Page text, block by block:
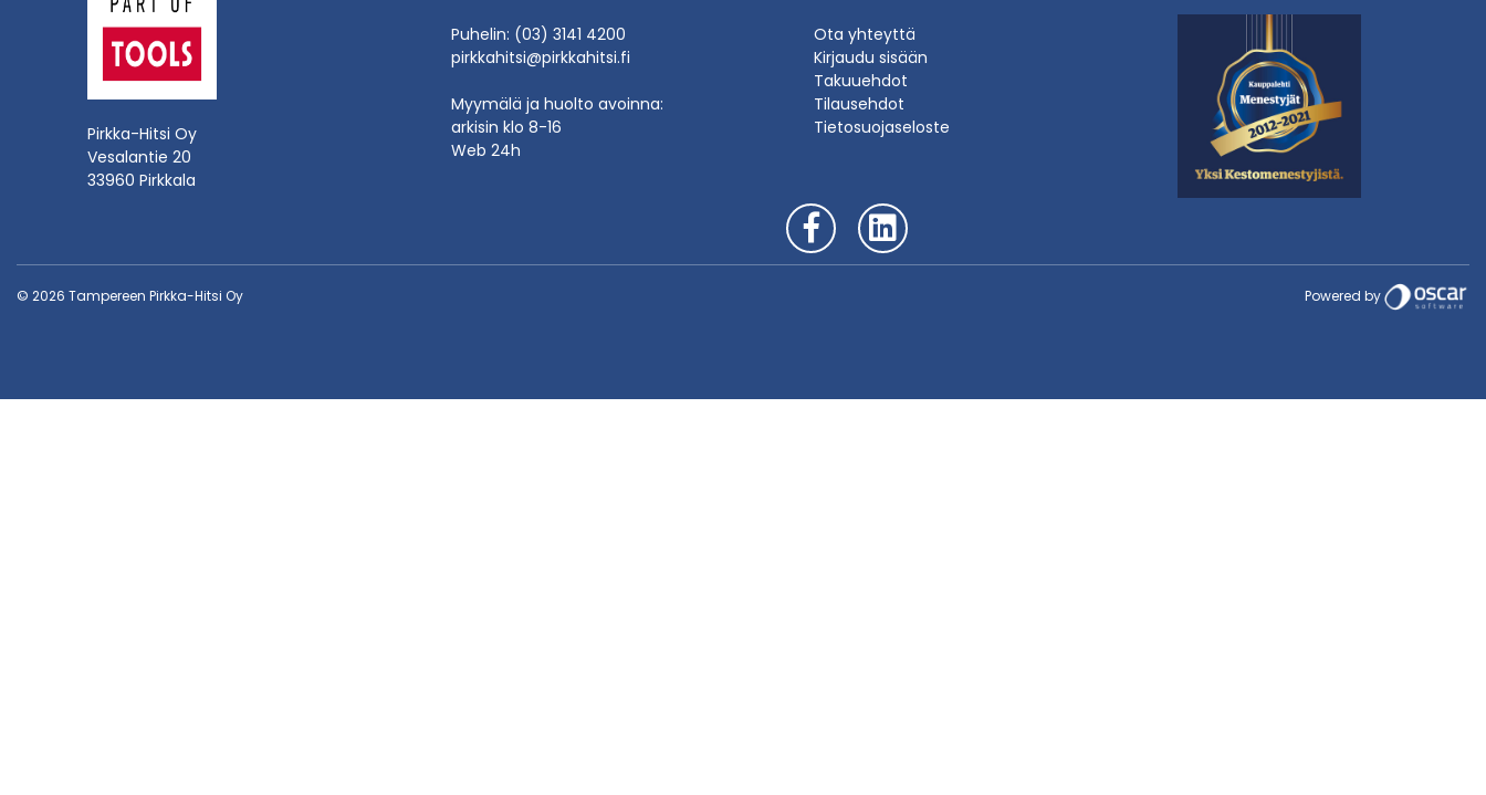
Pirkka-Hitsi Oy
Vesalantie 20
33960 Pirkkala
Puhelin: (03) 3141 4200
pirkkahitsi@pirkkahitsi.fi
Myymälä ja huolto avoinna:
arkisin klo 8-16
Web 24h
Ota yhteyttä
Kirjaudu sisään
Takuuehdot
Tilausehdot
Tietosuojaseloste
© 2026 Tampereen Pirkka-Hitsi Oy Powered by